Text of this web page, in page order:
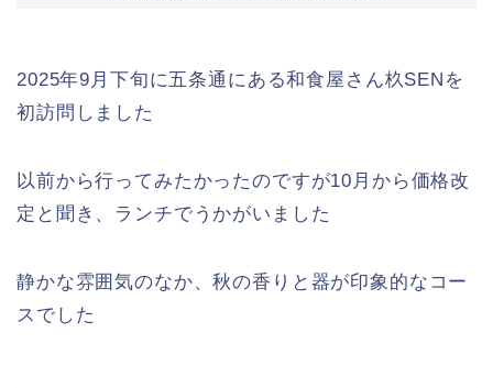
2025年9月下旬に五条通にある和食屋さん杦SENを
初訪問しました
以前から行ってみたかったのですが10月から価格改
定と聞き、ランチでうかがいました
静かな雰囲気のなか、秋の香りと器が印象的なコー
スでした